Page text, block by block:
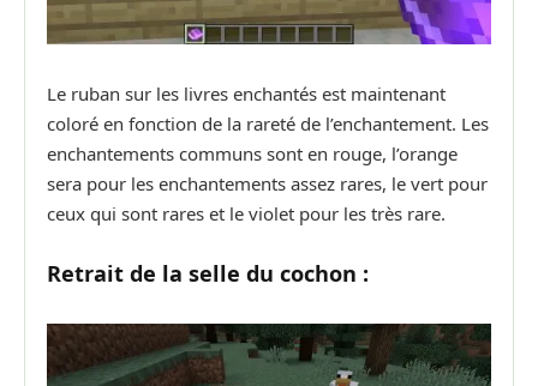
Le ruban sur les livres enchantés est maintenant
coloré en fonction de la rareté de l’enchantement. Les
enchantements communs sont en rouge, l’orange
sera pour les enchantements assez rares, le vert pour
ceux qui sont rares et le violet pour les très rare.
Retrait de la selle du cochon :